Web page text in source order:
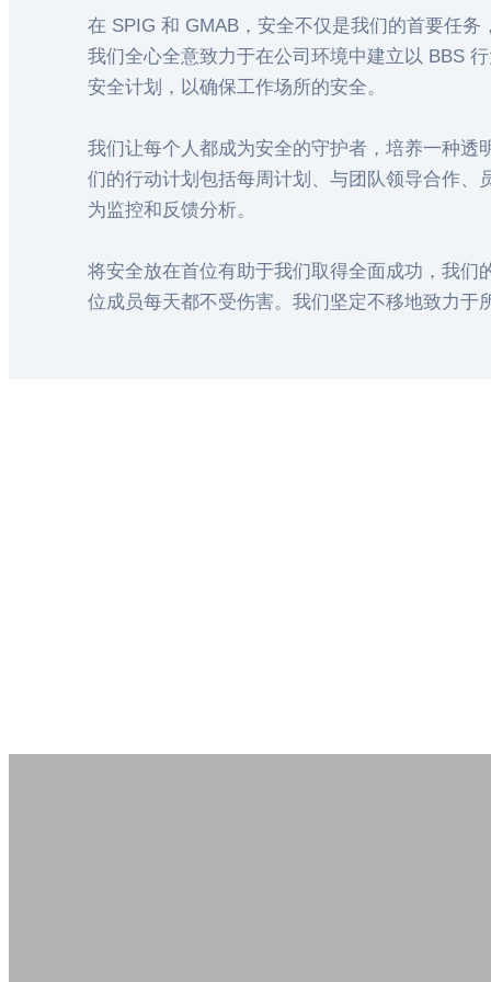
在 SPIG 和 GMAB，安全不仅是我们的首要任务
我们全心全意致力于在公司环境中建立以 BBS
安全计划，以确保工作场所的安全。
我们让每个人都成为安全的守护者，培养一种透
们的行动计划包括每周计划、与团队领导合作、
为监控和反馈分析。
将安全放在首位有助于我们取得全面成功，我们
位成员每天都不受伤害。我们坚定不移地致力于